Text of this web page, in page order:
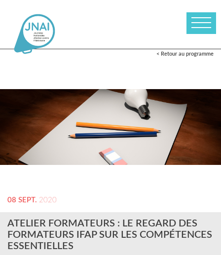
< Retour au programme
08 SEPT. 2020
ATELIER FORMATEURS : LE REGARD DES
FORMATEURS IFAP SUR LES COMPÉTENCES
ESSENTIELLES